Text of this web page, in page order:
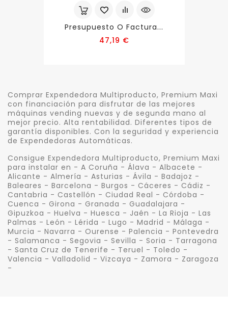
Presupuesto O Factura...
47,19 €Precio
Comprar Expendedora Multiproducto, Premium Maxi
con financiación para disfrutar de las mejores
máquinas vending nuevas y de segunda mano al
mejor precio. Alta rentabilidad. Diferentes tipos de
garantía disponibles. Con la seguridad y experiencia
de Expendedoras Automáticas.
Consigue Expendedora Multiproducto, Premium Maxi
para instalar en - A Coruña - Álava - Albacete -
Alicante - Almería - Asturias - Ávila - Badajoz -
Baleares - Barcelona - Burgos - Cáceres - Cádiz -
Cantabria - Castellón - Ciudad Real - Córdoba -
Cuenca - Girona - Granada - Guadalajara -
Gipuzkoa - Huelva - Huesca - Jaén - La Rioja - Las
Palmas - León - Lérida - Lugo - Madrid - Málaga -
Murcia - Navarra - Ourense - Palencia - Pontevedra
- Salamanca - Segovia - Sevilla - Soria - Tarragona
- Santa Cruz de Tenerife - Teruel - Toledo -
Valencia - Valladolid - Vizcaya - Zamora - Zaragoza
-